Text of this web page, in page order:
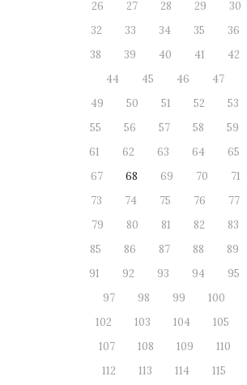
26 27 28 29 30
32
33 34 35 36
38
39 40 41 42
44
45 46 47
49
50 51 52 53
55
56 57 58 59
61
62 63 64 65
67
68 69 70 71
73
74 75 76 77
79
80 81 82 83
85
86 87 88 89
91
92 93 94 95
97
98 99 100
102
103 104 105
107
108 109 110
112
113 114 115